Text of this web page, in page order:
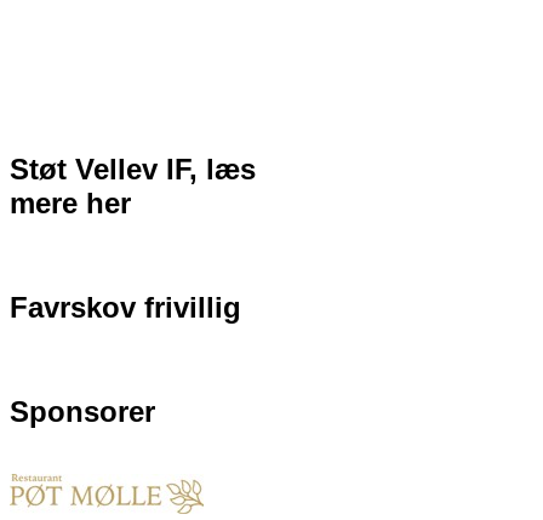
Støt Vellev IF, læs
mere her
Favrskov frivillig
Sponsorer